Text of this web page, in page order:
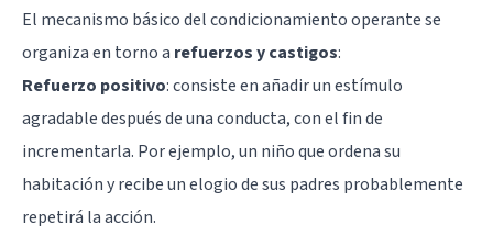
El mecanismo básico del condicionamiento operante se
organiza en torno a refuerzos y castigos:
Refuerzo positivo: consiste en añadir un estímulo
agradable después de una conducta, con el fin de
incrementarla. Por ejemplo, un niño que ordena su
habitación y recibe un elogio de sus padres probablemente
repetirá la acción.